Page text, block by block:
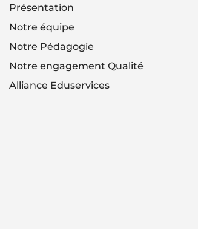
Présentation
Notre équipe
Notre Pédagogie
Notre engagement Qualité
Alliance Eduservices